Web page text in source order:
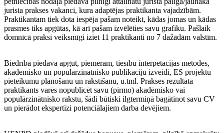
jurista prakses vakanci, kura adaptējas praktikanta vajadzībām.
Praktikantam tiek dota iespēja pašam noteikt, kādas jomas un kādas
prasmes tiks apgūtas, kā arī pašam izvēlēties savu grafiku. Pašlaik
domnīcā praksi veiksmīgi iziet 11 praktikanti no 7 dažādām valstīm.
Biedrība piedāvā apgūt, piemēram, tiesību interpetācijas metodes,
akadēmisko un populārzinātnisko publikāciju izveidi, ES projektu
pieteikumu plānošanu un rakstīšanu, u.tml. Prakses rezultātā
praktikants varēs nopublicēt savu (pirmo) akadēmisko vai
populārzinātnisko rakstu, šādi būtiski ilgtermiņā bagātinot savu CV
un pierādot ekspertīzi potenciālajiem darba devējiem.